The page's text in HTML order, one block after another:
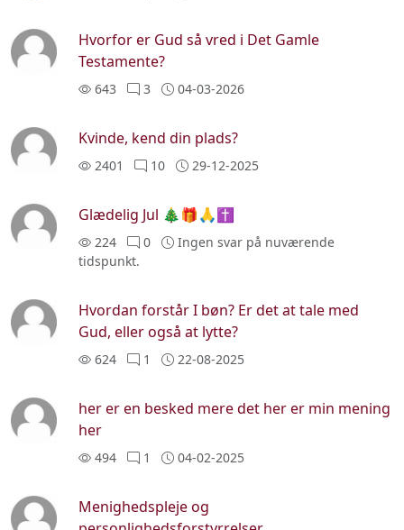
Hvorfor er Gud så vred i Det Gamle
Testamente?
643 3 04-03-2026
Kvinde, kend din plads?
2401 10 29-12-2025
Glædelig Jul 🎄🎁🙏✝️
224 0
Ingen svar på nuværende
tidspunkt.
Hvordan forstår I bøn? Er det at tale med
Gud, eller også at lytte?
624 1 22-08-2025
her er en besked mere det her er min mening
her
494 1 04-02-2025
Menighedspleje og